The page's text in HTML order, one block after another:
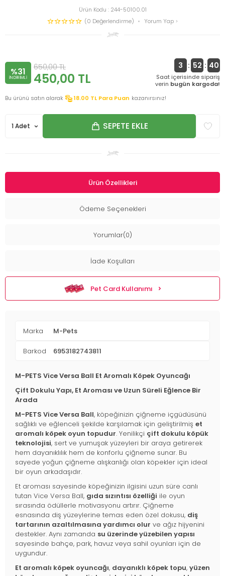
Ürün Kodu : 244-50100.01
(0 Değerlendirme)
Yorum Yap
%31
INDIRIMLI
650,00TL
450,00 TL
3 : 52 : 40
Saat içerisinde sipariş
verin bugün kargoda!
Bu ürünü satın alarak
18.00 TL Para Puan kazanırsınız!
SEPETE EKLE
Ürün Özellikleri
Ödeme Seçenekleri
Yorumlar(0)
İade Koşulları
Pet Card Kullanımı
Marka M-Pets
Barkod 6953182743811
M-PETS Vice Versa Ball Et Aromalı Köpek Oyuncağı
Çift Dokulu Yapı, Et Aroması ve Uzun Süreli Eğlence Bir
Arada
M-PETS Vice Versa Ball, köpeğinizin çiğneme içgüdüsünü
sağlıklı ve eğlenceli şekilde karşılamak için geliştirilmiş et
aromalı köpek oyun topudur. Yenilikçi çift dokulu köpük
teknolojisi, sert ve yumuşak yüzeyleri bir araya getirerek
hem dayanıklılık hem de konforlu çiğneme sunar. Bu
sayede yoğun çiğneme alışkanlığı olan köpekler için ideal
bir oyun arkadaşıdır.
Et aroması sayesinde köpeğinizin ilgisini uzun süre canlı
tutan Vice Versa Ball, gıda sızıntısı özelliği ile oyun
sırasında ödüllerle motivasyonu artırır. Çiğneme
esnasında diş yüzeylerine temas eden özel dokusu, diş
tartarının azaltılmasına yardımcı olur ve ağız hijyenini
destekler. Aynı zamanda su üzerinde yüzebilen yapısı
sayesinde bahçe, park, havuz veya sahil oyunları için de
uygundur.
Et aromalı köpek oyuncağı, dayanıklı köpek topu, yüzen